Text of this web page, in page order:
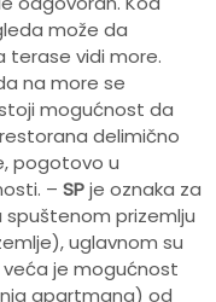
može da
terase vidi more.
na more se
mogućnost da
delimično
pogotovo u
– SPje oznaka za
prizemlju
uglavnom su
je mogućnost
apartmana) od